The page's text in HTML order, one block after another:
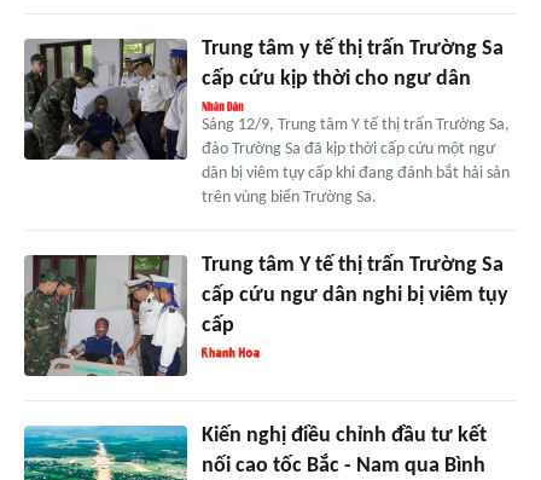
Trung tâm y tế thị trấn Trường Sa
cấp cứu kịp thời cho ngư dân
Sáng 12/9, Trung tâm Y tế thị trấn Trường Sa,
đảo Trường Sa đã kịp thời cấp cứu một ngư
dân bị viêm tụy cấp khi đang đánh bắt hải sản
trên vùng biển Trường Sa.
Trung tâm Y tế thị trấn Trường Sa
cấp cứu ngư dân nghi bị viêm tụy
cấp
Kiến nghị điều chỉnh đầu tư kết
nối cao tốc Bắc - Nam qua Bình